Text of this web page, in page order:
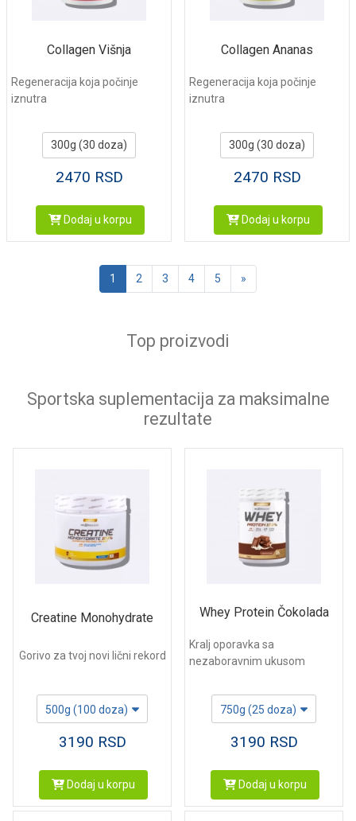
Collagen Višnja
Regeneracija koja počinje
iznutra
300g (30 doza)
2470 RSD
Dodaj u korpu
Collagen Ananas
Regeneracija koja počinje
iznutra
300g (30 doza)
2470 RSD
Dodaj u korpu
1 2 3 4 5 »
Top proizvodi
Sportska suplementacija za maksimalne
rezultate
Creatine Monohydrate
Gorivo za tvoj novi lični rekord
500g (100 doza)
3190 RSD
Dodaj u korpu
Whey Protein Čokolada
Kralj oporavka sa
nezaboravnim ukusom
750g (25 doza)
3190 RSD
Dodaj u korpu